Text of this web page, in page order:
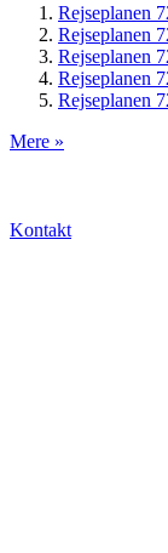
Rejseplanen
Rejseplanen
Rejseplanen
Rejseplanen
Rejseplanen
Mere »
Kontakt